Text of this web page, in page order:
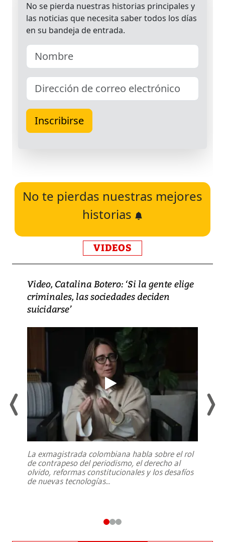
No te pierdas nuestras mejores
historias
VIDEOS
Video, Catalina Botero: ‘Si la gente elige
criminales, las sociedades deciden
suicidarse’
La exmagistrada colombiana habla sobre el rol
de contrapeso del periodismo, el derecho al
olvido, reformas constitucionales y los desafíos
de nuevas tecnologías...